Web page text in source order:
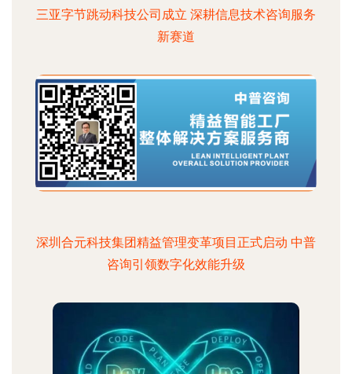
三亚字节跳动科技公司成立 深耕信息技术咨询服务
新赛道
深圳合元科技集团精益管理变革项目正式启动 中普
咨询引领数字化效能升级